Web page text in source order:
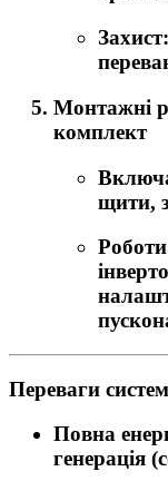
Монтажні
комплект
щити,
Переваги
Повна
генерація